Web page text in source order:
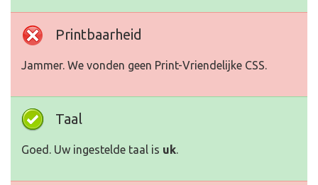
Printbaarheid
Jammer. We vonden geen Print-Vriendelijke CSS.
Taal
Goed. Uw ingestelde taal is uk.